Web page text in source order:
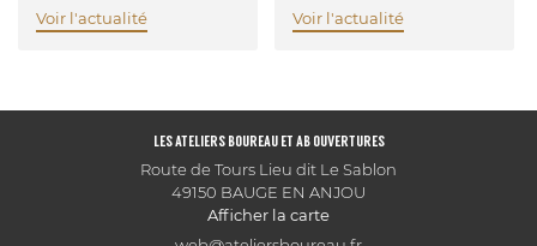
Voir l'actualité Voir l'actualité
LES ATELIERS BOUREAU ET AB OUVERTURES
Route de Tours Lieu dit Le Sablon
49150 BAUGE EN ANJOU
Afficher la carte